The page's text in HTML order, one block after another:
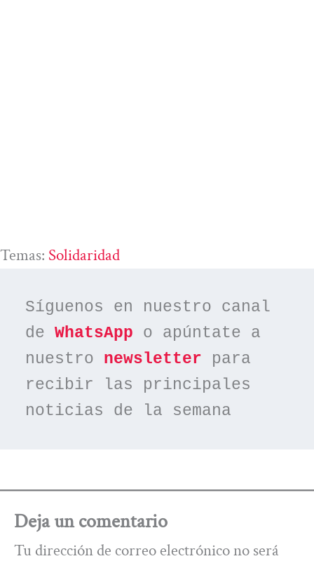
Temas: Solidaridad
Síguenos en nuestro canal
de WhatsApp o apúntate a
nuestro newsletter para
recibir las principales
noticias de la semana
Deja un comentario
Tu dirección de correo electrónico no será